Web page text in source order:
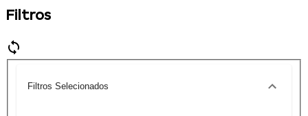
Filtros
Filtros Selecionados